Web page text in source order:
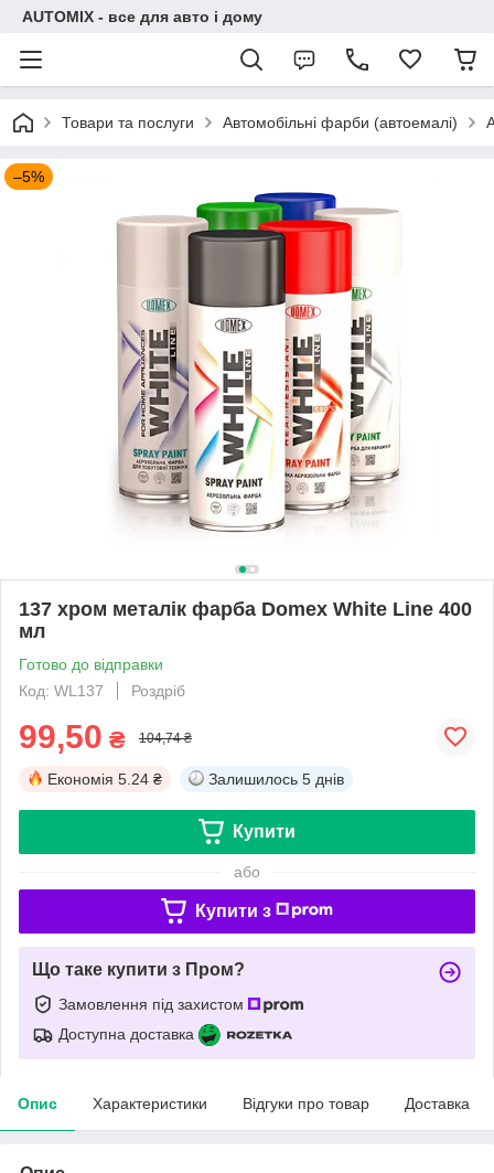
AUTOMIX - все для авто і дому
Товари та послуги Автомобільні фарби (автоемалі)
–5%
137 хром металік фарба Domex White Line 400
мл
Готово до відправки
Код: WL137
Роздріб
99,50 ₴ 104,74 ₴
Економія 5.24 ₴ Залишилось 5 днів
Купити
або
Купити з
Що таке купити з Пром?
Замовлення під захистом
Доступна доставка
Опис Характеристики Відгуки про товар Доставка